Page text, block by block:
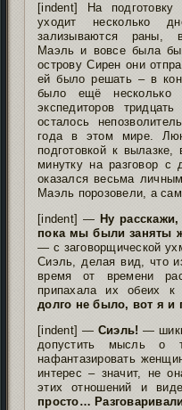
[indent] На
уходит несколько
зализываются раны,
Маэль и вовсе была
острову Сирен они
ей было решать – в
было ещё
экспедиторов
осталось
года в этом мире.
подготовкой к
минутку на разговор с
оказался весьма
Маэль порозовели, а
[indent] — Ну
пока мы были заняты
— с заговорщической
Сиэль, делая вид, что
время от времени
припахала их обеих
долго не было, вот я и
[indent] — Сиэль! —
допустить мысль о
нафантазировать
интерес – значит, не
этих отношений и
просто…